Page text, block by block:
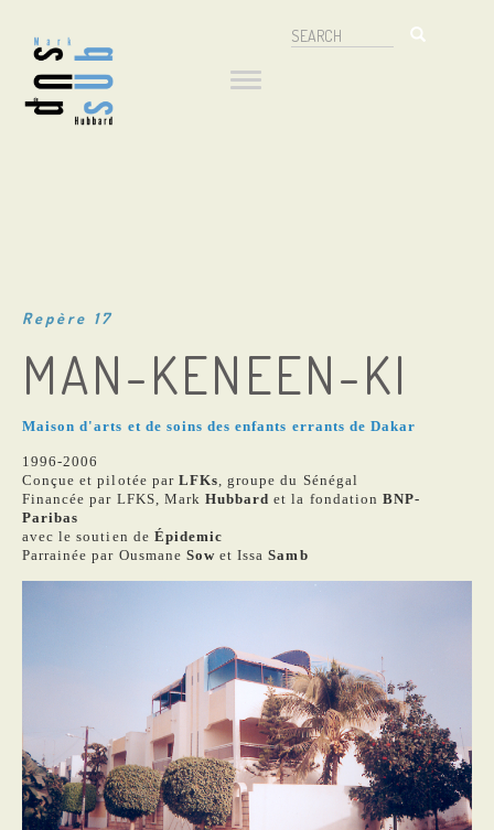
contenu
principal
Search
Navigation
principale
Repère 17
MAN-KENEEN-KI
Maison d'arts et de soins des enfants errants de Dakar
1996-2006
Conçue et pilotée par LFKs, groupe du Sénégal
Financée par LFKS, Mark Hubbard et la fondation BNP-
Paribas
avec le soutien de Épidemic
Parrainée par Ousmane Sow et IssaSamb